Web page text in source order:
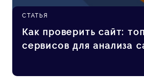
СТАТЬЯ
Как проверить сайт:
сервисов для анализа